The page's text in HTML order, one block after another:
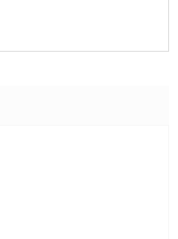
5 z 5 hvězdiček.